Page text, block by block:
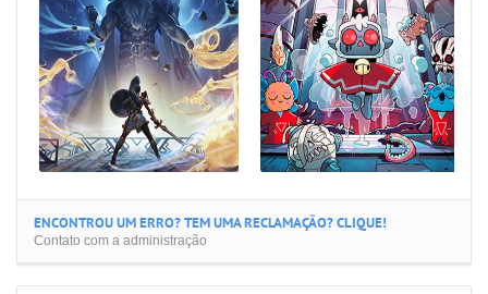
ENCONTROU UM ERRO? TEM UMA RECLAMAÇÃO? CLIQUE!
Contato com a administração